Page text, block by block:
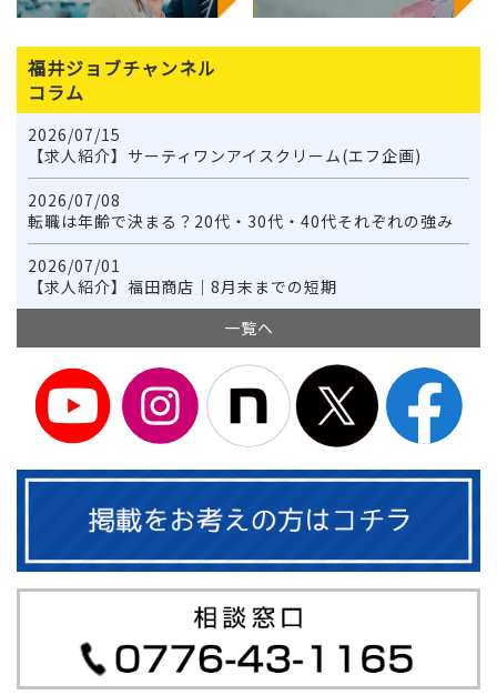
福井ジョブチャンネル
コラム
2026/07/15
【求人紹介】サーティワンアイスクリーム(エフ企画)
2026/07/08
転職は年齢で決まる？20代・30代・40代それぞれの強み
2026/07/01
【求人紹介】福田商店｜8月末までの短期
一覧へ